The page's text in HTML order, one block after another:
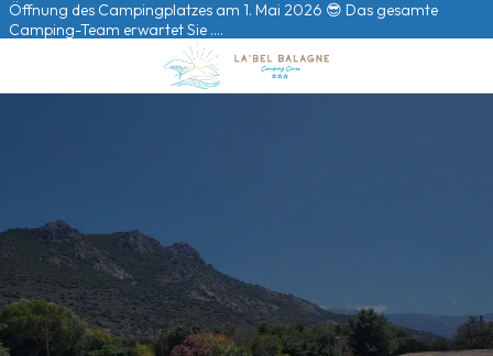
Öffnung des Campingplatzes am 1. Mai 2026 😎 Das gesamte
Camping-Team erwartet Sie ….